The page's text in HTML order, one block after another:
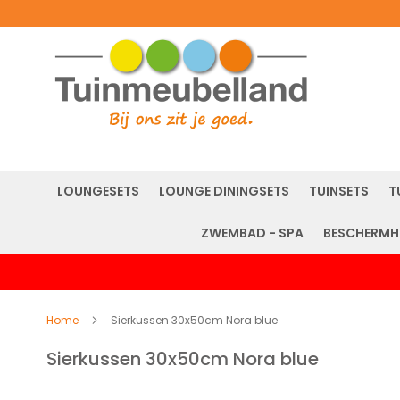
LOUNGESETS LOUNGE DININGSETS TUINSETS
ZWEMBAD - SPA
Home Sierkussen 30x50cm Nora blue
Sierkussen 30x50cm Nora blue